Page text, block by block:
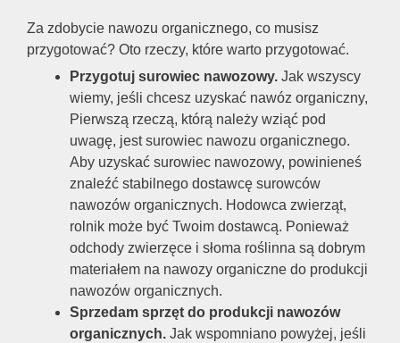
Za zdobycie nawozu organicznego, co musisz
przygotować? Oto rzeczy, które warto przygotować.
Przygotuj surowiec nawozowy. Jak wszyscy
wiemy, jeśli chcesz uzyskać nawóz organiczny,
Pierwszą rzeczą, którą należy wziąć pod
uwagę, jest surowiec nawozu organicznego.
Aby uzyskać surowiec nawozowy, powinieneś
znaleźć stabilnego dostawcę surowców
nawozów organicznych. Hodowca zwierząt,
rolnik może być Twoim dostawcą. Ponieważ
odchody zwierzęce i słoma roślinna są dobrym
materiałem na nawozy organiczne do produkcji
nawozów organicznych.
Sprzedam sprzęt do produkcji nawozów
organicznych. Jak wspomniano powyżej, jeśli